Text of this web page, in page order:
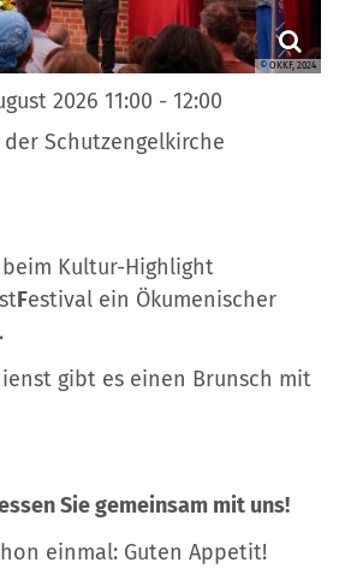
© OKKF, 2024
2026 11:00 - 12:00
Schutzengelkirche
Kultur-Highlight
Festival ein Ökumenischer
gibt es einen Brunsch mit
Sie gemeinsam mit uns!
einmal: Guten Appetit!